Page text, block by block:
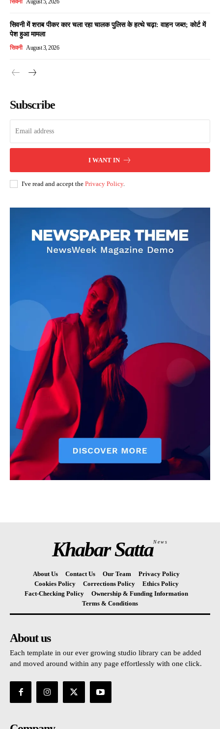
सिवनी August 5, 2026
सिवनी में शराब पीकर कार चला रहा चालक पुलिस के हत्थे चढ़ा: वाहन जब्त; कोर्ट में
पेश हुआ मामला
सिवनी August 3, 2026
Subscribe
I WANT IN
I've read and accept the Privacy Policy.
Khabar SattaNews
About Us Contact Us Our Team
Privacy Policy
Cookies Policy
Corrections Policy
Ethics Policy
Fact-Checking Policy
Ownership & Funding Information
Terms & Conditions
About us
Each template in our ever growing studio library can be added
and moved around within any page effortlessly with one click.